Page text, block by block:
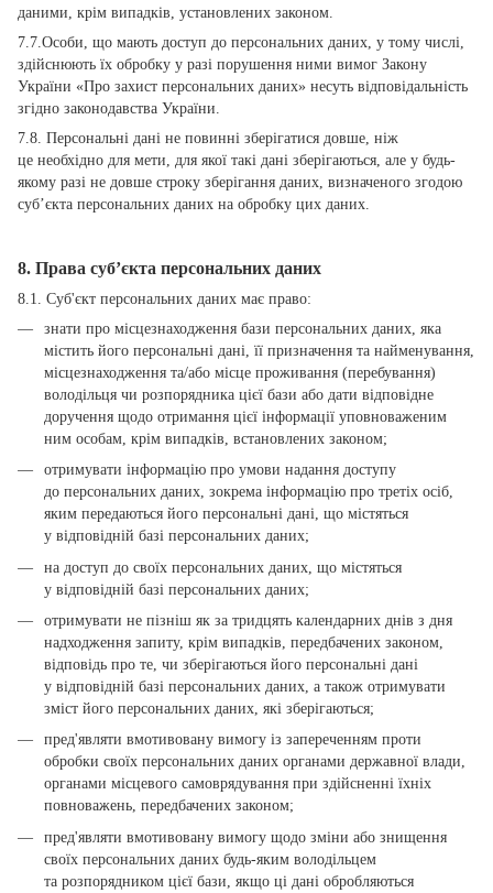
даними, крім випадків, установлених законом.
7.7.Особи, що мають доступ до персональних даних, у тому числі,
здійснюють їх обробку у разі порушення ними вимог Закону
України «Про захист персональних даних» несуть відповідальність
згідно законодавства України.
7.8. Персональні дані не повинні зберігатися довше, ніж
це необхідно для мети, для якої такі дані зберігаються, але у будь-
якому разі не довше строку зберігання даних, визначеного згодою
суб’єкта персональних даних на обробку цих даних.
8. Права суб’єкта персональних даних
8.1. Суб'єкт персональних даних має право:
знати про місцезнаходження бази персональних даних, яка
містить його персональні дані, її призначення та найменування,
місцезнаходження та/або місце проживання (перебування)
володільця чи розпорядника цієї бази або дати відповідне
доручення щодо отримання цієї інформації уповноваженим
ним особам, крім випадків, встановлених законом;
отримувати інформацію про умови надання доступу
до персональних даних, зокрема інформацію про третіх осіб,
яким передаються його персональні дані, що містяться
у відповідній базі персональних даних;
на доступ до своїх персональних даних, що містяться
у відповідній базі персональних даних;
отримувати не пізніш як за тридцять календарних днів з дня
надходження запиту, крім випадків, передбачених законом,
відповідь про те, чи зберігаються його персональні дані
у відповідній базі персональних даних, а також отримувати
зміст його персональних даних, які зберігаються;
пред'являти вмотивовану вимогу із запереченням проти
обробки своїх персональних даних органами державної влади,
органами місцевого самоврядування при здійсненні їхніх
повноважень, передбачених законом;
пред'являти вмотивовану вимогу щодо зміни або знищення
своїх персональних даних будь-яким володільцем
та розпорядником цієї бази, якщо ці дані обробляються